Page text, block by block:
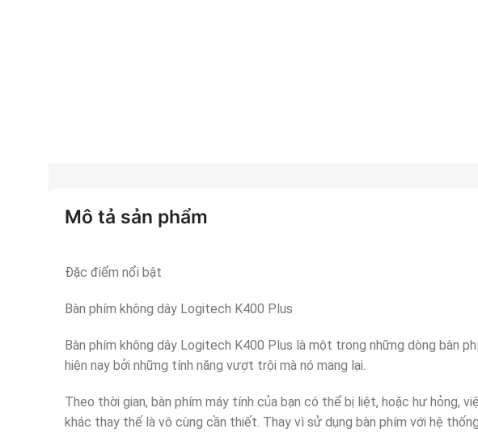
Mô tả sản phẩm
Đặc điểm nổi bật
Bàn phím không dây Logitech K400 Plus
Bàn phím không dây Logitech K400 Plus là một trong những dòng bàn
hiện nay bởi những tính năng vượt trội mà nó mang lại.
Theo thời gian, bàn phím máy tính của bạn có thể bị liệt, hoặc hư hỏng,
khác thay thế là vô cùng cần thiết. Thay vì sử dụng bàn phím với hệ